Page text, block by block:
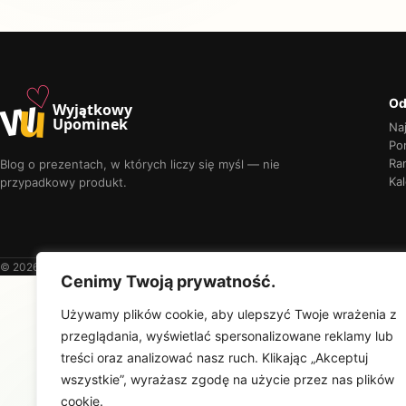
Cenimy Twoją prywatność.
Używamy plików cookie, aby ulepszyć Twoje wrażenia z
przeglądania, wyświetlać spersonalizowane reklamy lub
treści oraz analizować nasz ruch. Klikając „Akceptuj
wszystkie”, wyrażasz zgodę na użycie przez nas plików
cookie.
u
♡Wyjątkowy
Upominek
Blog o prezentach, w których liczy się myśl — nie
przypadkowy produkt.
© 2026 Wyjątkowy Upominek